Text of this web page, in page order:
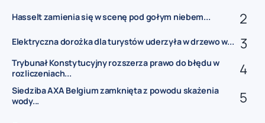
Hasselt zamienia się w scenę pod gołym niebem...
Elektryczna dorożka dla turystów uderzyła w drzewo w...
Trybunał Konstytucyjny rozszerza prawo do błędu w
rozliczeniach...
Siedziba AXA Belgium zamknięta z powodu skażenia
wody...